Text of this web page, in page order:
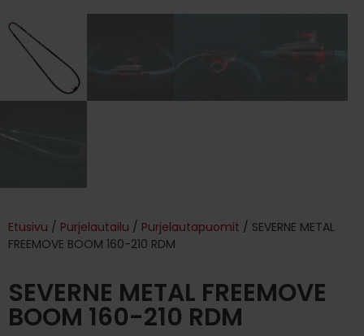
Etusivu / Purjelautailu / Purjelautapuomit / SEVERNE METAL
FREEMOVE BOOM 160-210 RDM
SEVERNE METAL FREEMOVE
BOOM 160-210 RDM